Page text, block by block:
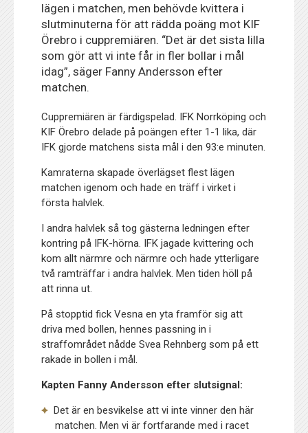
lägen i matchen, men behövde kvittera i
slutminuterna för att rädda poäng mot KIF
Örebro i cuppremiären. “Det är det sista lilla
som gör att vi inte får in fler bollar i mål
idag”, säger Fanny Andersson efter
matchen.
Cuppremiären är färdigspelad. IFK Norrköping och
KIF Örebro delade på poängen efter 1-1 lika, där
IFK gjorde matchens sista mål i den 93:e minuten.
Kamraterna skapade överlägset flest lägen
matchen igenom och hade en träff i virket i
första halvlek.
I andra halvlek så tog gästerna ledningen efter
kontring på IFK-hörna. IFK jagade kvittering och
kom allt närmre och närmre och hade ytterligare
två ramträffar i andra halvlek. Men tiden höll på
att rinna ut.
På stopptid fick Vesna en yta framför sig att
driva med bollen, hennes passning in i
straffområdet nådde Svea Rehnberg som på ett
rakade in bollen i mål.
Kapten Fanny Andersson efter slutsignal:
Det är en besvikelse att vi inte vinner den här
matchen. Men vi är fortfarande med i racet